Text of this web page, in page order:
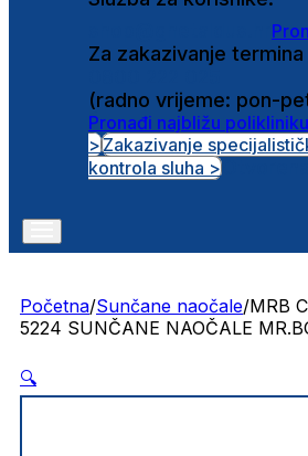
Za zakazivanje
(radno vrijeme: pon-
Pronađi najbližu
>Zakazivanje
kontrola sluha >
Početna/Sunčane naočale/MRB
5224 SUNČANE NAOČALE
🔍